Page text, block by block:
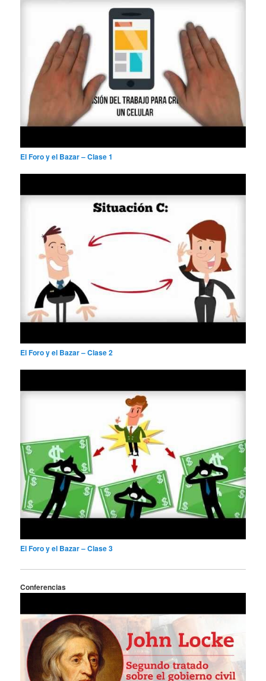
El Foro y el Bazar – Clase 1
El Foro y el Bazar – Clase 2
El Foro y el Bazar – Clase 3
Conferencias